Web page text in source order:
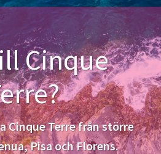
Cinque
Cinque Terre från större
Pisa och Florens.